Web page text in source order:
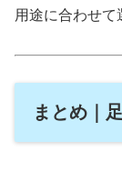
用途に合わせて
まとめ｜